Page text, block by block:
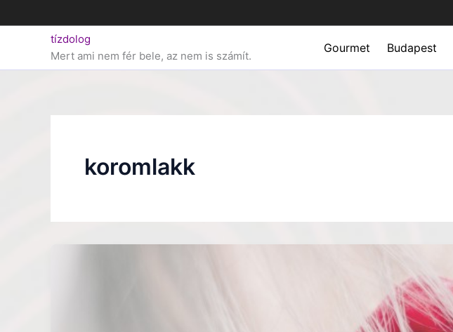
to
tízdolog
Mert ami nem fér bele, az nem is számít.
Gourmet Budapest
koromlakk